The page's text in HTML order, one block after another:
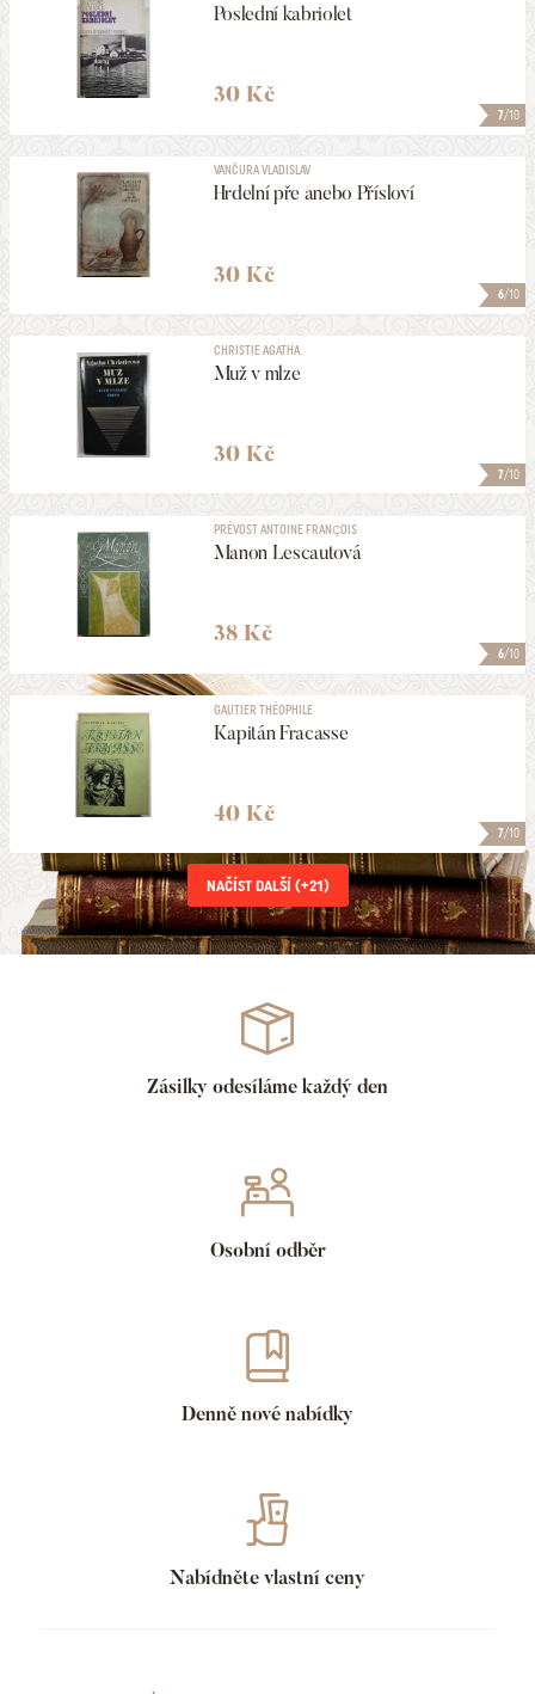
7/10
Poslední kabriolet
30 Kč
6/10
VANČURA VLADISLAV
Hrdelní pře anebo Přísloví
30 Kč
7/10
CHRISTIE AGATHA
Muž v mlze
30 Kč
6/10
PRÉVOST ANTOINE FRANÇOIS
Manon Lescautová
38 Kč
7/10
GAUTIER THÉOPHILE
Kapitán Fracasse
40 Kč
NAČÍST DALŠÍ (+21)
Zásilky odesíláme každý den
Osobní odběr
Denně nové nabídky
Nabídněte vlastní ceny